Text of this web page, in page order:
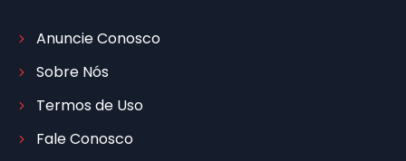
Anuncie Conosco
Sobre Nós
Termos de Uso
Fale Conosco